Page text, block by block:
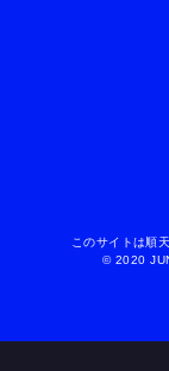
このサイトは順
© 2020